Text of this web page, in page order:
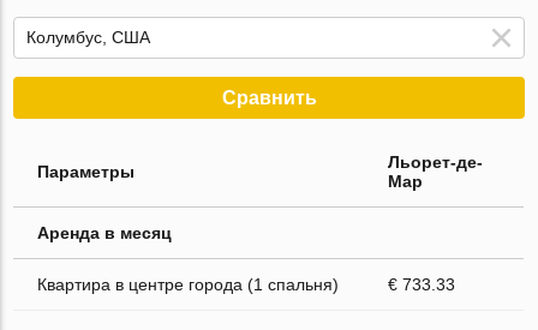
Сравнить
Параметры
Льорет-де-
Мар
Аренда в месяц
Квартира в центре города (1 спальня) € 733.33